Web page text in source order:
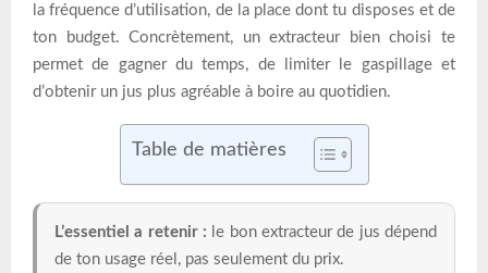
la fréquence d’utilisation, de la place dont tu disposes et de
ton budget. Concrètement, un extracteur bien choisi te
permet de gagner du temps, de limiter le gaspillage et
d’obtenir un jus plus agréable à boire au quotidien.
Table de matières
L’essentiel a retenir : le bon extracteur de jus dépend
de ton usage réel, pas seulement du prix.